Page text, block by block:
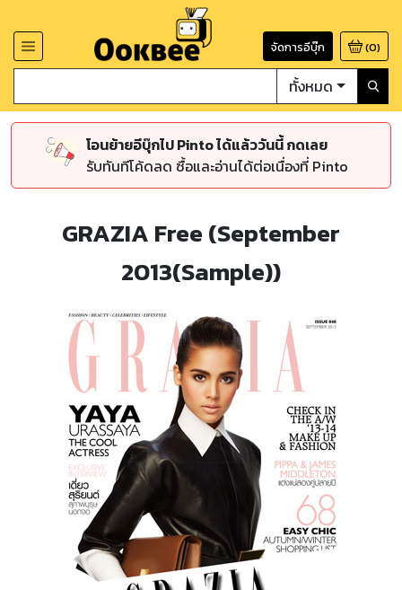
จัดการอีบุ๊ก (0)
ทั้งหมด
โอนย้ายอีบุ๊กไป Pinto ได้แล้ววันนี้ กดเลย
รับทันทีโค้ดลด ซื้อและอ่านได้ต่อเนื่องที่ Pinto
GRAZIA Free (September
2013(Sample))